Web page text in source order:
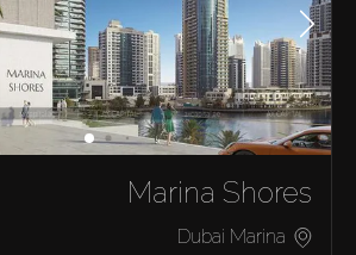
Marina Shores
Dubai Marina